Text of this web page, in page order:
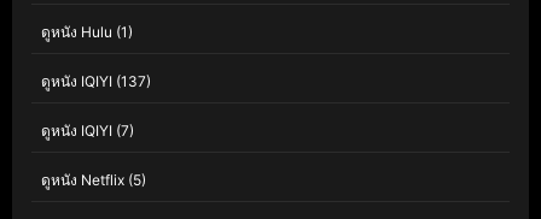
ดูหนัง Hulu (1)
ดูหนัง IQIYI (137)
ดูหนัง IQIYI (7)
ดูหนัง Netflix (5)